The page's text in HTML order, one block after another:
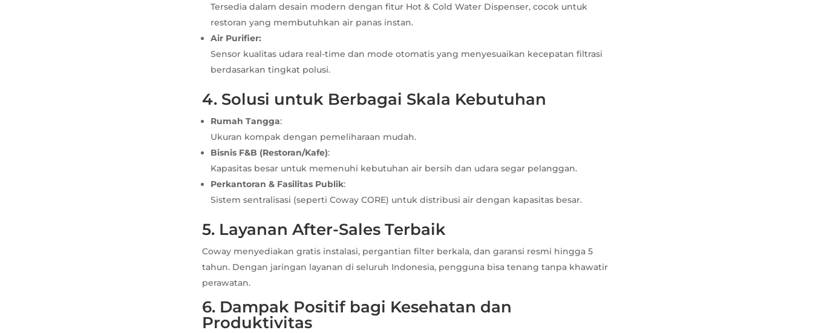
Tersedia dalam desain modern dengan fitur Hot & Cold Water Dispenser, cocok untuk
restoran yang membutuhkan air panas instan.
Air Purifier:
Sensor kualitas udara real-time dan mode otomatis yang menyesuaikan kecepatan filtrasi
berdasarkan tingkat polusi.
4. Solusi untuk Berbagai Skala Kebutuhan
Rumah Tangga:
Ukuran kompak dengan pemeliharaan mudah.
Bisnis F&B (Restoran/Kafe):
Kapasitas besar untuk memenuhi kebutuhan air bersih dan udara segar pelanggan.
Perkantoran & Fasilitas Publik:
Sistem sentralisasi (seperti Coway CORE) untuk distribusi air dengan kapasitas besar.
5. Layanan After-Sales Terbaik
Coway menyediakan gratis instalasi, pergantian filter berkala, dan garansi resmi hingga 5
tahun. Dengan jaringan layanan di seluruh Indonesia, pengguna bisa tenang tanpa khawatir
perawatan.
6. Dampak Positif bagi Kesehatan dan
Produktivitas